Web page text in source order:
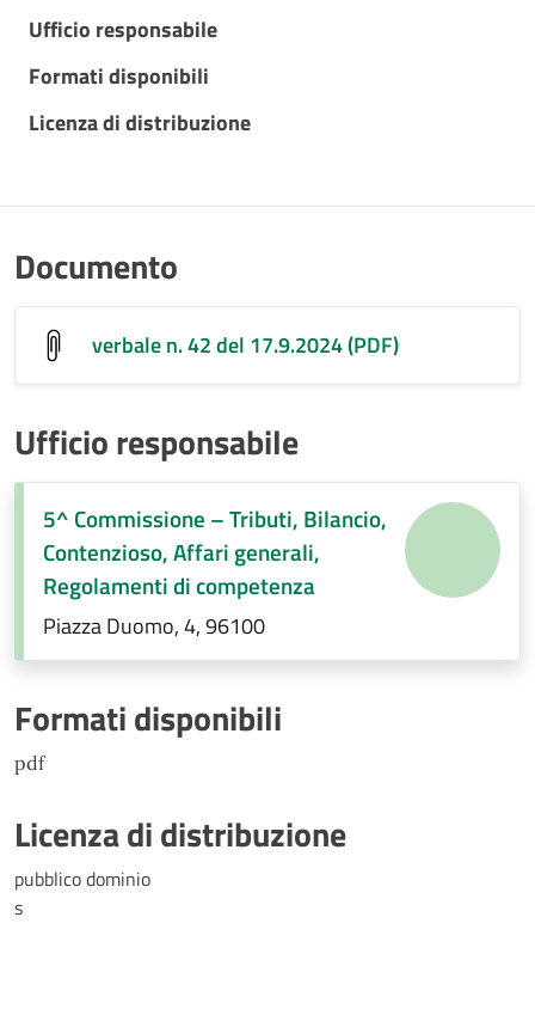
Ufficio responsabile
Formati disponibili
Licenza di distribuzione
Documento
verbale n. 42 del 17.9.2024 (PDF)
Ufficio responsabile
5^ Commissione – Tributi, Bilancio,
Contenzioso, Affari generali,
Regolamenti di competenza
Piazza Duomo, 4, 96100
Formati disponibili
pdf
Licenza di distribuzione
pubblico dominio
s